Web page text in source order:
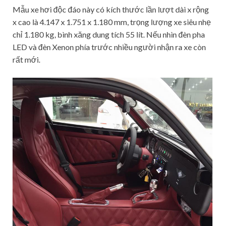
Mẫu xe hơi độc đáo này có kích thước lần lượt dài x rộng
x cao là 4.147 x 1.751 x 1.180 mm, trọng lượng xe siêu nhẹ
chỉ 1.180 kg, bình xăng dung tích 55 lít. Nếu nhìn đèn pha
LED và đèn Xenon phía trước nhiều người nhận ra xe còn
rất mới.